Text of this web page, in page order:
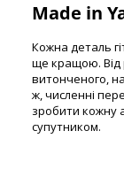
Made in
Кожна деталь
ще кращою. Від
витонченого,
ж, численні
зробити кожну
супутником.